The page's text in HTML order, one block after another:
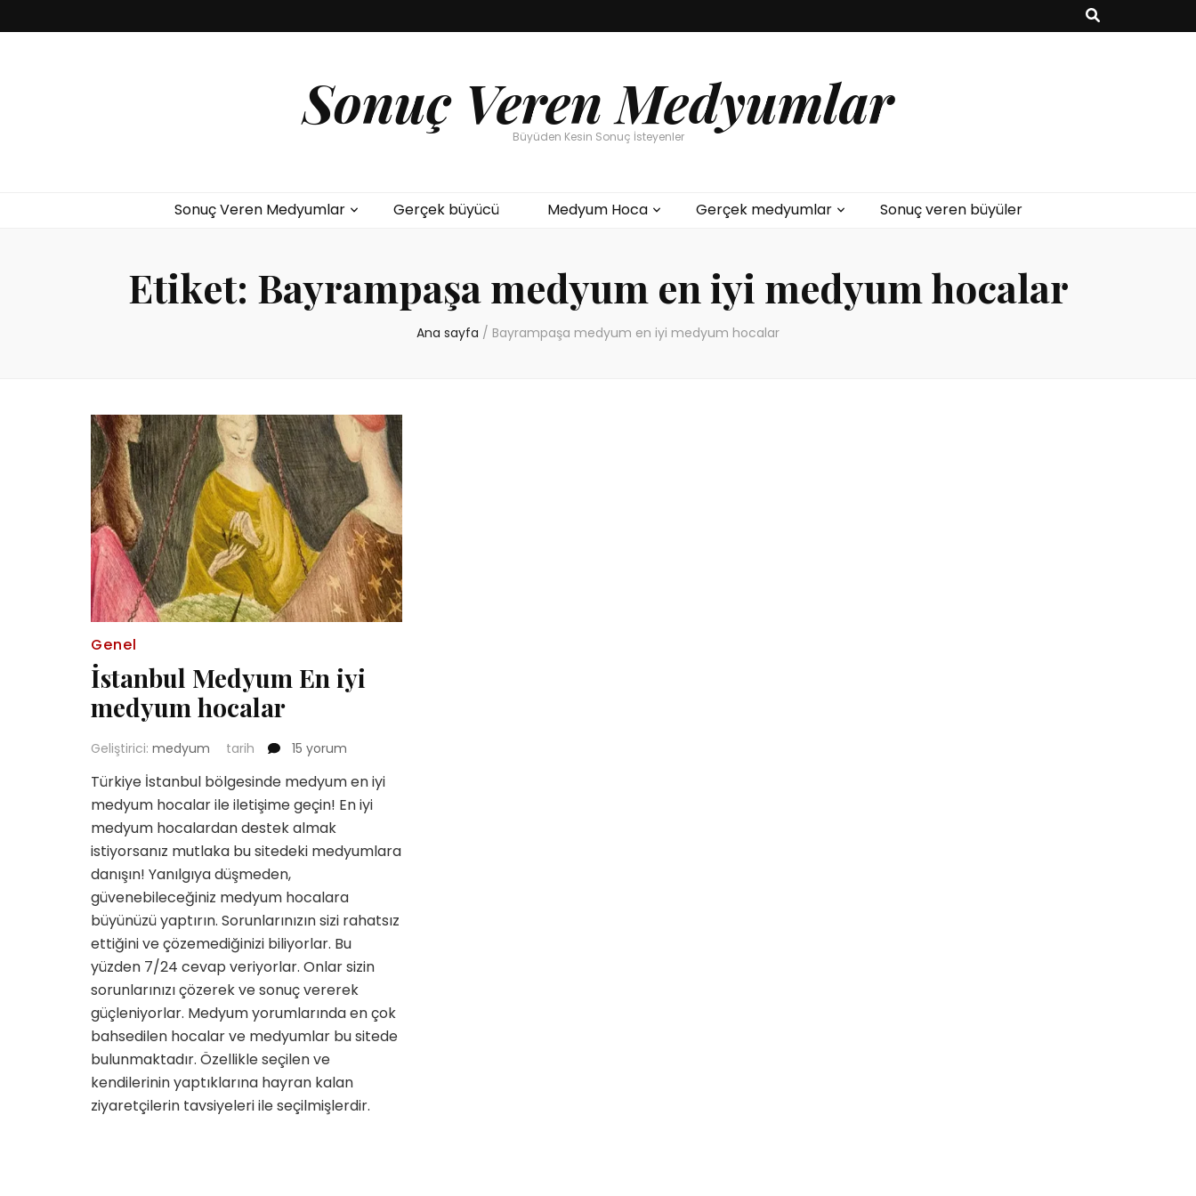
Sonuç Veren Medyumlar
Büyüden Kesin Sonuç İsteyenler
Sonuç Veren Medyumlar Gerçek büyücü Medyum Hoca Gerçek medyumlar Sonuç veren büyüler
Etiket: Bayrampaşa medyum en iyi medyum hocalar
Ana sayfa / Bayrampaşa medyum en iyi medyum hocalar
Genel
İstanbul Medyum En iyi
medyum hocalar
Geliştirici: medyum tarih
İstanbul
En
iyi
medyum
hocalar
için
15 yorum
Türkiye İstanbul bölgesinde medyum en iyi
medyum hocalar ile iletişime geçin! En iyi
medyum hocalardan destek almak
istiyorsanız mutlaka bu sitedeki medyumlara
danışın! Yanılgıya düşmeden,
güvenebileceğiniz medyum hocalara
büyünüzü yaptırın. Sorunlarınızın sizi rahatsız
ettiğini ve çözemediğinizi biliyorlar. Bu
yüzden 7/24 cevap veriyorlar. Onlar sizin
sorunlarınızı çözerek ve sonuç vererek
güçleniyorlar. Medyum yorumlarında en çok
bahsedilen hocalar ve medyumlar bu sitede
bulunmaktadır. Özellikle seçilen ve
kendilerinin yaptıklarına hayran kalan
ziyaretçilerin tavsiyeleri ile seçilmişlerdir.